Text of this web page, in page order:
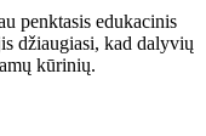
penktasis edukacinis
džiaugiasi, kad dalyvių
kūrinių.